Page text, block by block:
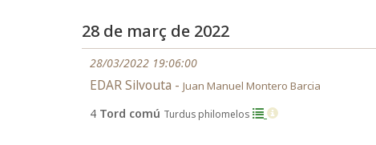
28 de març de 2022
28/03/2022 19:06:00
EDAR Silvouta - Juan Manuel Montero Barcia
4 Tord comú Turdus philomelos